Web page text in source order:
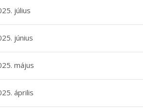
július
június
május
április